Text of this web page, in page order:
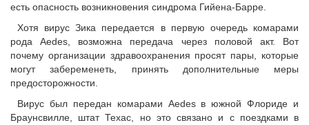
есть опасность возникновения синдрома Гийена-Барре.
Хотя вирус Зика передается в первую очередь комарами
рода Aedes, возможна передача через половой акт. Вот
почему организации здравоохранения просят пары, которые
могут забеременеть, принять дополнительные меры
предосторожности.
Вирус был передан комарами Aedes в южной Флориде и
Браунсвилле, штат Техас, но это связано и с поездками в